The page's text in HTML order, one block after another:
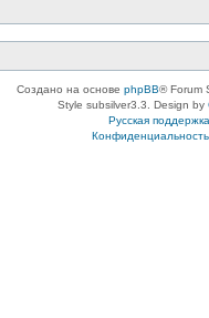
Создано на основе phpBB® Forum
Style subsilver3.3. Design by
Русская
Конфиденциальность